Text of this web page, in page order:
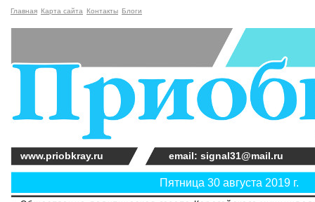
Главная Карта сайта Контакты Блоги
Пятница 30 августа 2019 г.
www.priobkray.ru email: signal31@mail.ru